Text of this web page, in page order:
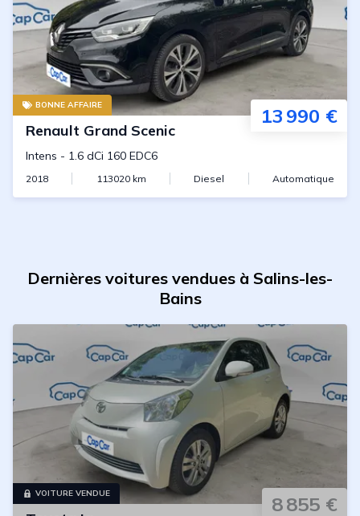
BONNE AFFAIRE 13 990 €
Renault Grand Scenic
Intens - 1.6 dCi 160 EDC6
2018 113020km Diesel Automatique
Dernières voitures vendues à Salins-les-
Bains
VOITURE VENDUE 8 855 €